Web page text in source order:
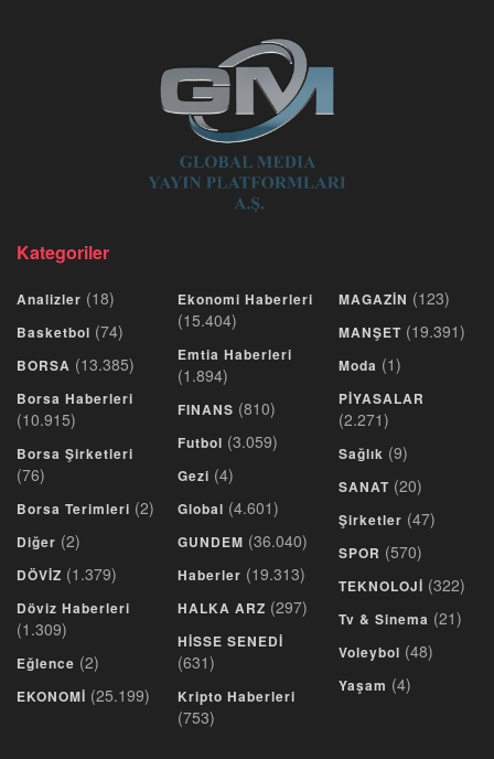
Kategoriler
Analizler (18)
Basketbol (74)
BORSA (13.385)
Borsa Haberleri
(10.915)
Borsa Şirketleri
(76)
Borsa Terimleri (2)
Diğer (2)
DÖVİZ (1.379)
Döviz Haberleri
(1.309)
Eğlence (2)
EKONOMİ (25.199)
Ekonomi Haberleri
(15.404)
Emtia Haberleri
(1.894)
FINANS (810)
Futbol (3.059)
Gezi (4)
Global (4.601)
GUNDEM (36.040)
Haberler (19.313)
HALKA ARZ (297)
HİSSE SENEDİ
(631)
Kripto Haberleri
(753)
MAGAZİN (123)
MANŞET (19.391)
Moda (1)
PİYASALAR
(2.271)
Sağlık (9)
SANAT (20)
Şirketler (47)
SPOR (570)
TEKNOLOJİ (322)
Tv & Sinema (21)
Voleybol (48)
Yaşam (4)